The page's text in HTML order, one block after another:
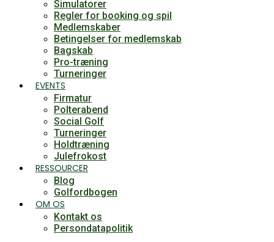
Simulatorer
Regler for booking og spil
Medlemskaber
Betingelser for medlemskab
Bagskab
Pro-træning
Turneringer
EVENTS
Firmatur
Polterabend
Social Golf
Turneringer
Holdtræning
Julefrokost
RESSOURCER
Blog
Golfordbogen
OM OS
Kontakt os
Persondatapolitik